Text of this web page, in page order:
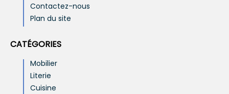
Contactez-nous
Plan du site
CATÉGORIES
Mobilier
Literie
Cuisine